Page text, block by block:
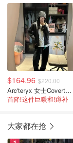
$164.96 $220.00
Arc'teryx 女士Covert开衫外套
首降!这件巨暖和!蹲补
大家都在抢